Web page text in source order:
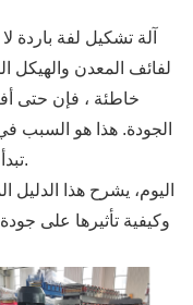
آلة تشكيل لفة باردة
لفائف المعدن والهيكل
خاطئة ، فإن حتى
الجودة. هذا هو السبب
تبدأ دائما من توافق المواد قبل تصميم الآلات.
اليوم، يشرح هذا الدليل
وكيفية تأثيرها على